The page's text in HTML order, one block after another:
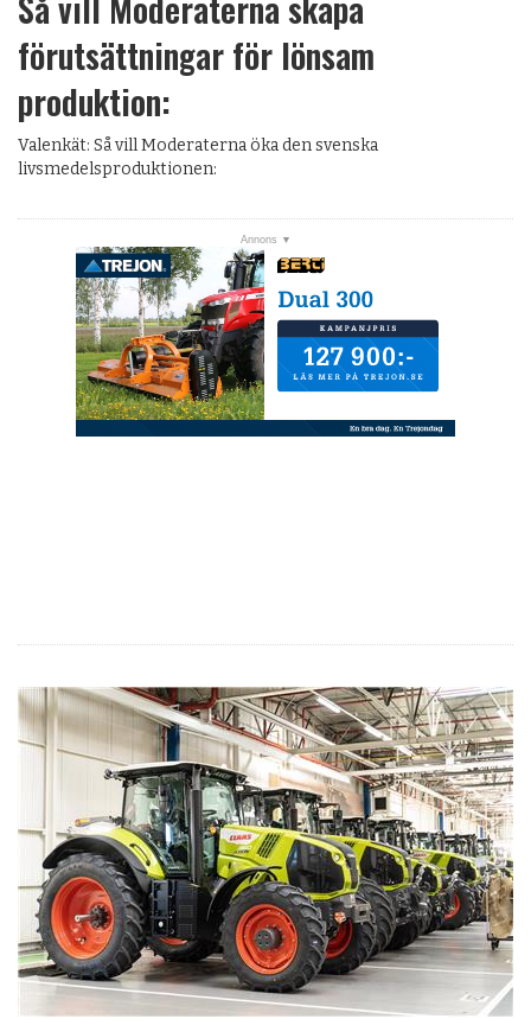
förutsättningar för lönsam
produktion:
Valenkät: Så vill Moderaterna öka den svenska
livsmedelsproduktionen: